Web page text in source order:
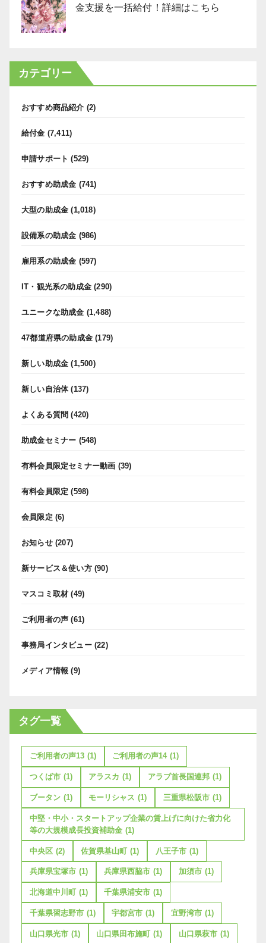
金支援を一括給付！詳細はこちら
カテゴリー
おすすめ商品紹介 (2)
給付金 (7,411)
申請サポート (529)
おすすめ助成金 (741)
大型の助成金 (1,018)
設備系の助成金 (986)
雇用系の助成金 (597)
IT・観光系の助成金 (290)
ユニークな助成金 (1,488)
47都道府県の助成金 (179)
新しい助成金 (1,500)
新しい自治体(137)
よくある質問 (420)
助成金セミナー (548)
有料会員限定セミナー動画 (39)
有料会員限定 (598)
会員限定 (6)
お知らせ(207)
新サービス＆使い方(90)
マスコミ取材 (49)
ご利用者の声 (61)
事務局インタビュー(22)
メディア情報 (9)
タグ一覧
ご利用者の声13 (1) ご利用者の声14 (1)
つくば市 (1) アラスカ (1) アラブ首長国連邦 (1)
ブータン (1) モーリシャス (1) 三重県松阪市 (1)
中堅・中小・スタートアップ企業の賃上げに向けた省力化
等の大規模成長投資補助金 (1)
中央区 (2) 佐賀県基山町 (1) 八王子市 (1)
兵庫県宝塚市 (1) 兵庫県西脇市 (1) 加須市 (1)
北海道中川町 (1) 千葉県浦安市 (1)
千葉県習志野市 (1) 宇都宮市 (1) 宜野湾市 (1)
山口県光市 (1) 山口県田布施町 (1) 山口県萩市 (1)